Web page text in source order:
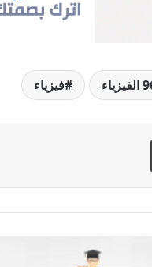
فيزياء
طباعة